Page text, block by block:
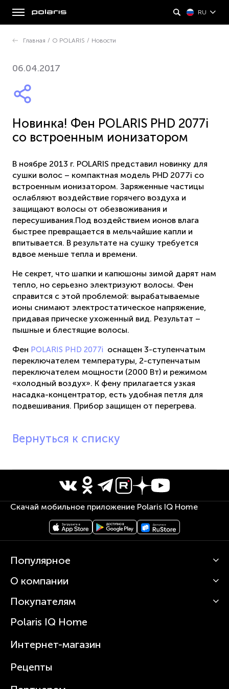
RU
Главная / О POLARIS / Новости
06.04.2017
Новинка! Фен POLARIS PHD 2077i
со встроенным ионизатором
В ноябре 2013 г. POLARIS представил новинку для
сушки волос – компактная модель PHD 2077i со
встроенным ионизатором. Заряженные частицы
ослабляют воздействие горячего воздуха и
защищают волосы от обезвоживания и
пересушивания.Под воздействием ионов влага
быстрее превращается в мельчайшие капли и
впитывается. В результате на сушку требуется
вдвое меньше тепла и времени.
Не секрет, что шапки и капюшоны зимой дарят нам
тепло, но серьезно электризуют волосы. Фен
справится с этой проблемой: вырабатываемые
ионы снимают электростатическое напряжение,
придавая прическе ухоженный вид. Результат –
пышные и блестящие волосы.
Фен POLARIS PHD 2077i оснащен 3-ступенчатым
переключателем температуры, 2-ступенчатым
переключателем мощности (2000 Вт) и режимом
«холодный воздух». К фену прилагается узкая
насадка-концентратор, есть удобная петля для
подвешивания. Прибор защищен от перегрева.
Вернуться к списку
Скачай мобильное приложение Polaris IQ Home
Популярное
Кофемашины
Вертикальные пылесосы
Зубные щетки и ирригаторы
Увлажнители
Посуда
О компании
О Polaris
Статьи
Покупателям
Сервисные центры
Где купить
Polaris IQ Home
Интернет-магазин
Рецепты